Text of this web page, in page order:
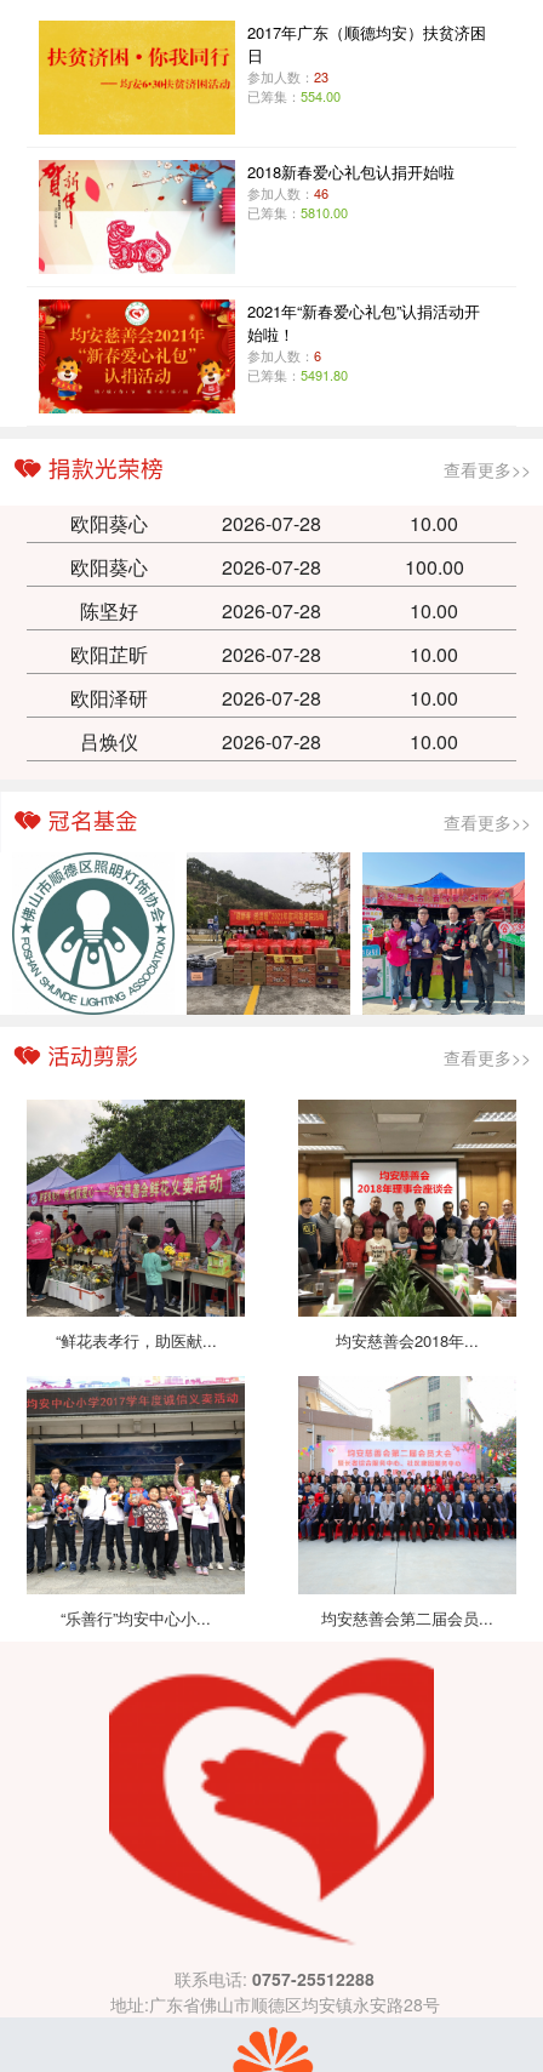
2017年广东（顺德均安）扶贫济困
日
参加人数： 23
已筹集： 554.00
2018新春爱心礼包认捐开始啦
参加人数： 46
已筹集： 5810.00
2021年“新春爱心礼包”认捐活动开
始啦！
参加人数： 6
已筹集： 5491.80
查看更多>>
欧阳葵心 2026-07-28
10.00
欧阳葵心
2026-07-28
100.00
陈坚好
2026-07-28
10.00
欧阳芷昕
2026-07-28
10.00
欧阳泽研
2026-07-28
10.00
吕焕仪
2026-07-28 10.00
查看更多>>
查看更多>>
“鲜花表孝行，助医献... 均安慈善会2018年...
“乐善行”均安中心小... 均安慈善会第二届会员...
联系电话: 0757-25512288
地址:广东省佛山市顺德区均安镇永安路28号